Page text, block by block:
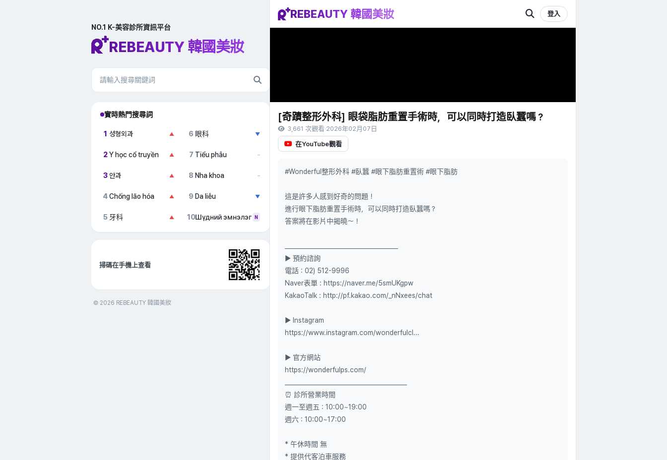
NO.1 K-美容診所資訊平台
REBEAUTY 韓國美妝
實時熱門搜尋詞
1 성형외과 ▲
2 Y học cổ truyền ▲
3 안과 ▲
4Chống lão hóa ▲
5 牙科 ▲
6 眼科 ▼
7 Tiểu phẫu –
8 Nha khoa –
9 Da liễu ▼
10Шүдний эмнэлэг N
掃碼在手機上查看
© 2026 REBEAUTY 韓國美妝
REBEAUTY 韓國美妝 登入
[奇蹟整形外科] 眼袋脂肪重置手術時，可以同時打造臥蠶嗎？
3,661 次觀看·2026年02月07日
在YouTube觀看
#Wonderful整形外科 #臥蠶 #眼下脂肪重置術 #眼下脂肪
這是許多人感到好奇的問題！
進行眼下脂肪重置手術時，可以同時打造臥蠶嗎？
答案將在影片中揭曉～！
▶ 預約諮詢
電話 : 02) 512-9996
Naver表單 : https://naver.me/5smUKgpw
KakaoTalk : http://pf.kakao.com/_nNxees/chat
▶ Instagram
https://www.instagram.com/wonderfulcl...
▶ 官方網站
https://wonderfulps.com/
⏰ 診所營業時間
週一至週五 : 10:00~19:00
週六 : 10:00~17:00
* 午休時間 無
* 提供代客泊車服務